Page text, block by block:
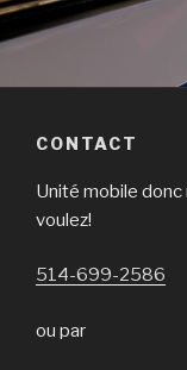
CONTACT
Unité mobile
voulez!
514-699-2586
ou par